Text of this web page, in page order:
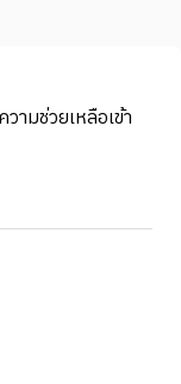
ามช่วยเหลือเข้า